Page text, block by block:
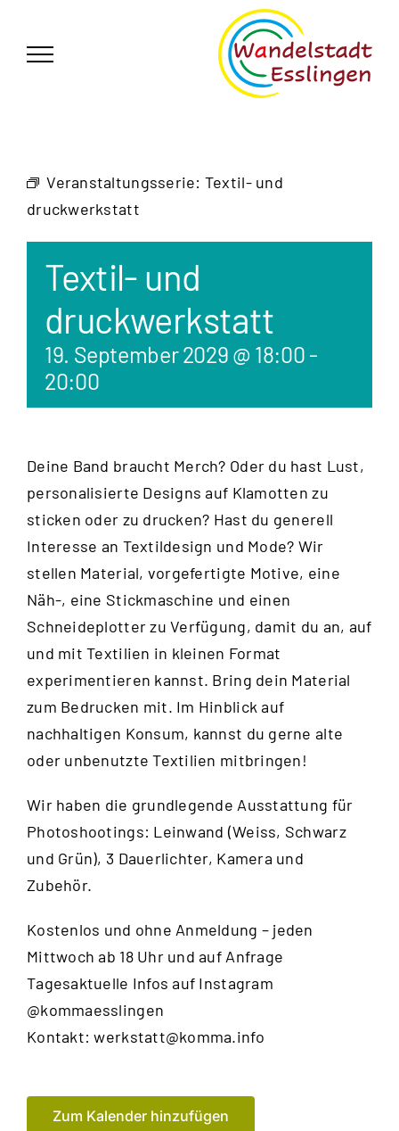
springen
Veranstaltungsserie: Textil- und
druckwerkstatt
Textil- und
druckwerkstatt
19. September 2029 @ 18:00 -
20:00
Deine Band braucht Merch? Oder du hast Lust,
personalisierte Designs auf Klamotten zu
sticken oder zu drucken? Hast du generell
Interesse an Textildesign und Mode? Wir
stellen Material, vorgefertigte Motive, eine
Näh-, eine Stickmaschine und einen
Schneideplotter zu Verfügung, damit du an, auf
und mit Textilien in kleinen Format
experimentieren kannst. Bring dein Material
zum Bedrucken mit. Im Hinblick auf
nachhaltigen Konsum, kannst du gerne alte
oder unbenutzte Textilien mitbringen!
Wir haben die grundlegende Ausstattung für
Photoshootings: Leinwand (Weiss, Schwarz
und Grün), 3 Dauerlichter, Kamera und
Zubehör.
Kostenlos und ohne Anmeldung – jeden
Mittwoch ab 18 Uhr und auf Anfrage
Tagesaktuelle Infos auf Instagram
@kommaesslingen
Kontakt:werkstatt@komma.info
Zum Kalender hinzufügen